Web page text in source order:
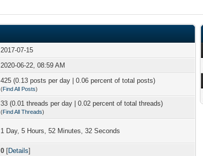
2017-07-15
2020-06-22, 08:59 AM
425 (0.13 posts per day | 0.06 percent of total posts)
(Find All Posts)
33 (0.01 threads per day | 0.02 percent of total threads)
(Find All Threads)
1 Day, 5 Hours, 52 Minutes, 32 Seconds
0 [Details]